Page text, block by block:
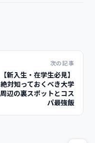
次の記事
【新入生・在学生必見】
絶対知っておくべき大学
周辺の裏スポットとコス
パ最強飯